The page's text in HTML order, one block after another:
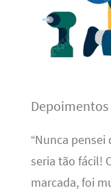
“Nunca
seria tão fácil!
marcada, foi